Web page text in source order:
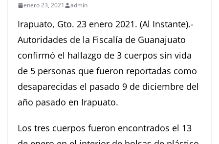
enero 23, 2021 admin
Irapuato, Gto. 23 enero 2021. (Al Instante).-
Autoridades de la Fiscalía de Guanajuato
confirmó el hallazgo de 3 cuerpos sin vida
de 5 personas que fueron reportadas como
desaparecidas el pasado 9 de diciembre del
año pasado en Irapuato.
Los tres cuerpos fueron encontrados el 13